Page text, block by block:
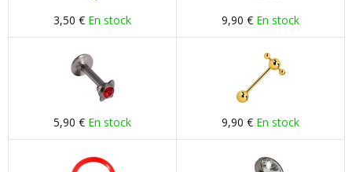
3,50 € En stock 9,90 € En stock
5,90 € En stock 9,90 € En stock